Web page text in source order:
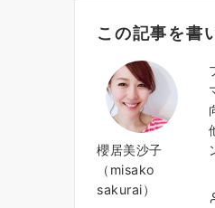
この記事を書
櫻居美沙子
（misako
sakurai）